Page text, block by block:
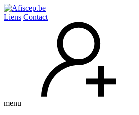
Liens Contact
menu